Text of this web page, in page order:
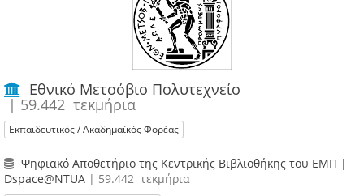
Εθνικό Μετσόβιο Πολυτεχνείο
| 59.442 τεκμήρια
Εκπαιδευτικός / Ακαδημαϊκός Φορέας
Ψηφιακό Αποθετήριο της Κεντρικής Βιβλιοθήκης του ΕΜΠ |
Dspace@NTUA | 59.442 τεκμήρια